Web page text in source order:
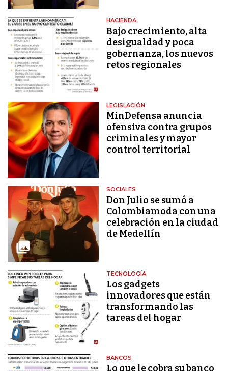
HACIENDA
Bajo crecimiento, alta
desigualdad y poca
gobernanza, los nuevos
retos regionales
LEGISLACIÓN
MinDefensa anuncia
ofensiva contra grupos
criminales y mayor
control territorial
SOCIALES
Don Julio se sumó a
Colombiamoda con una
celebración en la ciudad
de Medellín
TECNOLOGÍA
Los gadgets
innovadores que están
transformando las
tareas del hogar
BANCOS
Lo que le cobra su banco